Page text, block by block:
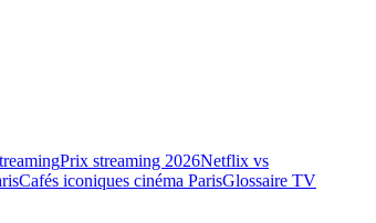
Prix streaming 2026Netflix vs
Cafés iconiques cinéma ParisGlossaire TV